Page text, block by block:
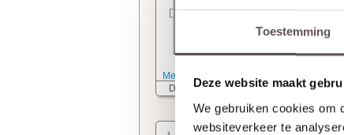
Toestemming
Deze website maakt
We gebruiken cookies om
websiteverkeer te
Meer informatie
Deurkrukslot
WC slot